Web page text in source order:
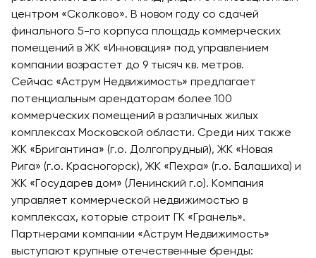
центром «Сколково». В новом году со сдачей
финального 5-го корпуса площадь коммерческих
помещений в ЖК «Инновация» под управлением
компании возрастет до 9 тысяч кв. метров.
Сейчас «Аструм Недвижимость» предлагает
потенциальным арендаторам более 100
коммерческих помещений в различных жилых
комплексах Московской области. Среди них также
ЖК «Бригантина» (г.о. Долгопрудный), ЖК «Новая
Рига» (г.о. Красногорск), ЖК «Пехра» (г.о. Балашиха) и
ЖК «Государев дом» (Ленинский г.о). Компания
управляет коммерческой недвижимостью в
комплексах, которые строит ГК «Гранель».
Партнерами компании «Аструм Недвижимость»
выступают крупные отечественные бренды: